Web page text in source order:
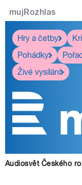
mujRozhlas
Hry a četby
Pohádky
Živé vysílání
Audiosvět Českého